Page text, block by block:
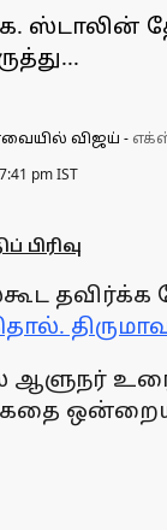
ஸ்டாலின்
விஜய் -
pm IST